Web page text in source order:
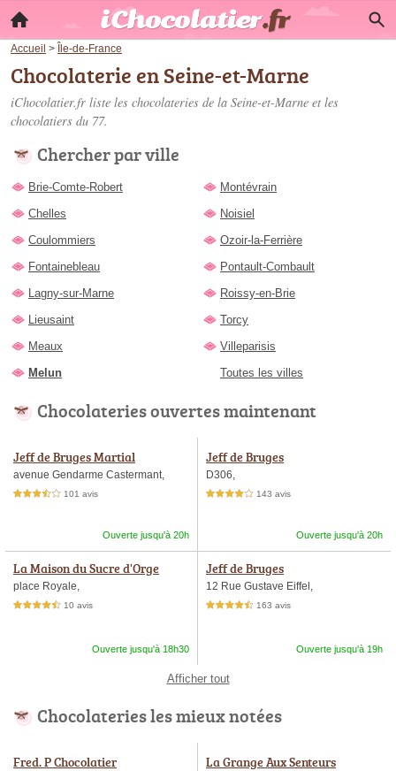
Accueil > Île-de-France
Chocolaterie en Seine-et-Marne
iChocolatier.fr liste les chocolateries de la Seine-et-Marne et les
chocolatiers du 77.
Chercher par ville
Brie-Comte-Robert
Chelles
Coulommiers
Fontainebleau
Lagny-sur-Marne
Lieusaint
Meaux
Melun
Montévrain
Noisiel
Ozoir-la-Ferrière
Pontault-Combault
Roissy-en-Brie
Torcy
Villeparisis
Toutes les villes
Chocolateries ouvertes maintenant
Jeff de Bruges Martial
avenue Gendarme Castermant,
3,5 étoiles sur 5 101 avis
Ouverte jusqu'à 20h
Jeff de Bruges
D306,
4,0 étoiles sur 5 143 avis
Ouverte jusqu'à 20h
La Maison du Sucre d'Orge
place Royale,
4,5 étoiles sur 5 10 avis
Ouverte jusqu'à 18h30
Jeff de Bruges
12 Rue Gustave Eiffel,
4,5 étoiles sur 5 163 avis
Ouverte jusqu'à 19h
Afficher tout
Chocolateries les mieux notées
Fred. P Chocolatier La Grange Aux Senteurs